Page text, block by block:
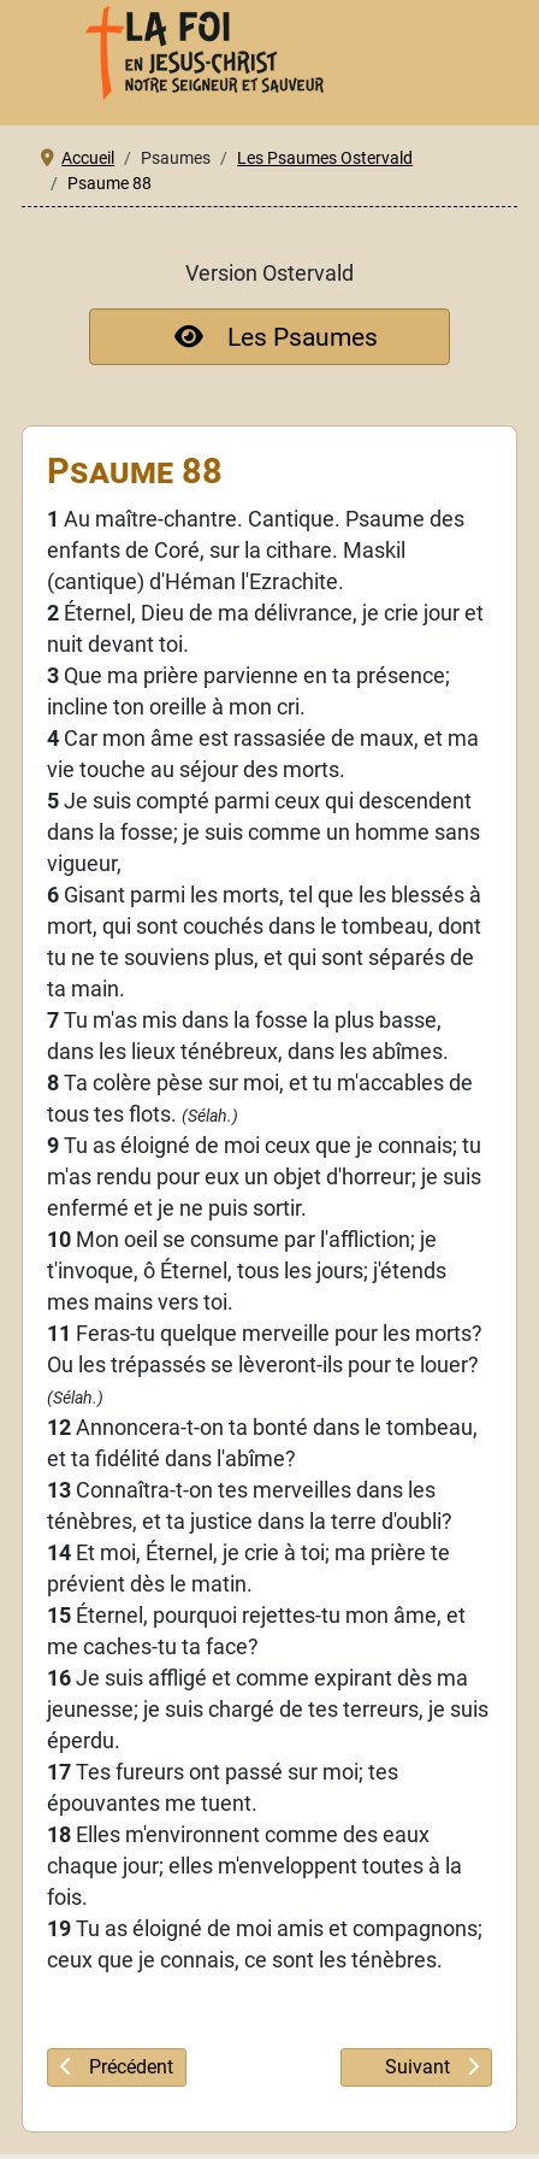
Accueil Psaumes
Les Psaumes Ostervald
Psaume 88
Version Ostervald
Les Psaumes
Psaume 88
1 Au maître-chantre. Cantique. Psaume des
enfants de Coré, sur la cithare. Maskil
(cantique) d'Héman l'Ezrachite.
2Éternel, Dieu de ma délivrance, je crie jour et
nuit devant toi.
3Que ma prière parvienne en ta présence;
incline ton oreille à mon cri.
4Car mon âme est rassasiée de maux, et ma
vie touche au séjour des morts.
5Je suis compté parmi ceux qui descendent
dans la fosse; je suis comme un homme sans
vigueur,
6Gisant parmi les morts, tel que les blessés à
mort, qui sont couchés dans le tombeau, dont
tu ne te souviens plus, et qui sont séparés de
ta main.
7Tu m'as mis dans la fosse la plus basse,
dans les lieux ténébreux, dans les abîmes.
8Ta colère pèse sur moi, et tu m'accables de
tous tes flots. (Sélah.)
9Tu as éloigné de moi ceux que je connais; tu
m'as rendu pour eux un objet d'horreur; je suis
enfermé et je ne puis sortir.
10Mon oeil se consume par l'affliction; je
t'invoque, ô Éternel, tous les jours; j'étends
mes mains vers toi.
11 Feras-tu quelque merveille pour les morts?
Ou les trépassés se lèveront-ils pour te louer?
(Sélah.)
12Annoncera-t-on ta bonté dans le tombeau,
et ta fidélité dans l'abîme?
13Connaîtra-t-on tes merveilles dans les
ténèbres, et ta justice dans la terre d'oubli?
14Et moi, Éternel, je crie à toi; ma prière te
prévient dès le matin.
15Éternel, pourquoi rejettes-tu mon âme, et
me caches-tu ta face?
16Je suis affligé et comme expirant dès ma
jeunesse; je suis chargé de tes terreurs, je suis
éperdu.
17Tes fureurs ont passé sur moi; tes
épouvantes me tuent.
18Elles m'environnent comme des eaux
chaque jour; elles m'enveloppent toutes à la
fois.
19Tu as éloigné de moi amis et compagnons;
ceux que je connais, ce sont les ténèbres.
Article précédent : Psaume 87
Précédent Article suivant :
Suivant